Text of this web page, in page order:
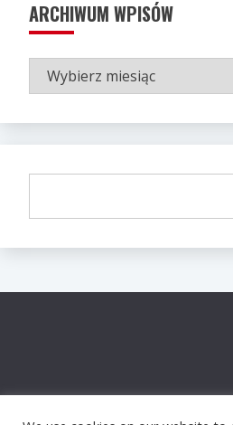
ARCHIWUM WPISÓW
ARCHIWUM
WPISÓW